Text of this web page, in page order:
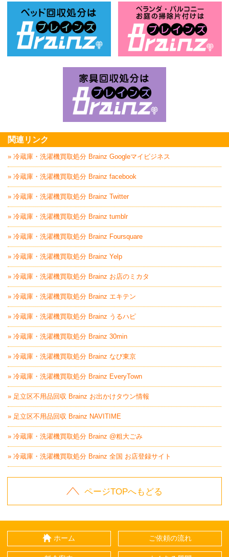
関連リンク
» 冷蔵庫・洗濯機買取処分 Brainz Googleマイビジネス
» 冷蔵庫・洗濯機買取処分 Brainz facebook
» 冷蔵庫・洗濯機買取処分 Brainz Twitter
» 冷蔵庫・洗濯機買取処分 Brainz tumblr
» 冷蔵庫・洗濯機買取処分 Brainz Foursquare
» 冷蔵庫・洗濯機買取処分 Brainz Yelp
» 冷蔵庫・洗濯機買取処分 Brainz お店のミカタ
» 冷蔵庫・洗濯機買取処分 Brainz エキテン
» 冷蔵庫・洗濯機買取処分 Brainz うるハピ
» 冷蔵庫・洗濯機買取処分 Brainz 30min
» 冷蔵庫・洗濯機買取処分 Brainz なび東京
» 冷蔵庫・洗濯機買取処分 Brainz EveryTown
» 足立区不用品回収 Brainz お出かけタウン情報
» 足立区不用品回収 Brainz NAVITIME
» 冷蔵庫・洗濯機買取処分 Brainz @粗大ごみ
» 冷蔵庫・洗濯機買取処分 Brainz 全国 お店登録サイト
ページTOPへもどる
ホーム ご依頼の流れ